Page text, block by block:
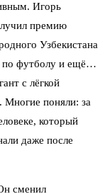
Игорь
премию
Узбекистана
по футболу и ещё…
с лёгкой
Многие поняли: за
который
даже после
сменил